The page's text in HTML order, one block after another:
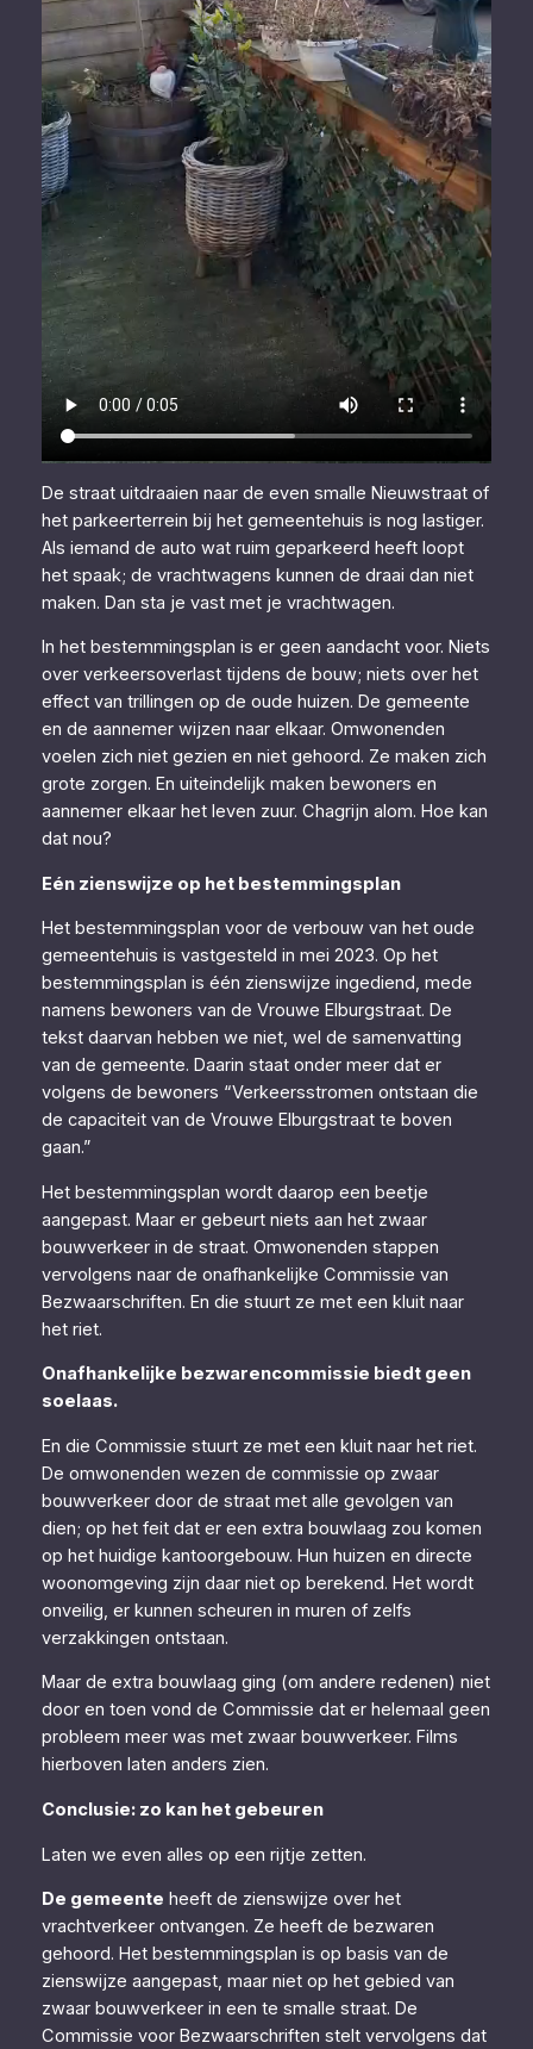
De straat uitdraaien naar de even smalle Nieuwstraat of
het parkeerterrein bij het gemeentehuis is nog lastiger.
Als iemand de auto wat ruim geparkeerd heeft loopt
het spaak; de vrachtwagens kunnen de draai dan niet
maken. Dan sta je vast met je vrachtwagen.
In het bestemmingsplan is er geen aandacht voor. Niets
over verkeersoverlast tijdens de bouw; niets over het
effect van trillingen op de oude huizen. De gemeente
en de aannemer wijzen naar elkaar. Omwonenden
voelen zich niet gezien en niet gehoord. Ze maken zich
grote zorgen. En uiteindelijk maken bewoners en
aannemer elkaar het leven zuur. Chagrijn alom. Hoe kan
dat nou?
Eén zienswijze op het bestemmingsplan
Het bestemmingsplan voor de verbouw van het oude
gemeentehuis is vastgesteld in mei 2023. Op het
bestemmingsplan is één zienswijze ingediend, mede
namens bewoners van de Vrouwe Elburgstraat. De
tekst daarvan hebben we niet, wel de samenvatting
van de gemeente. Daarin staat onder meer dat er
volgens de bewoners “Verkeersstromen ontstaan die
de capaciteit van de Vrouwe Elburgstraat te boven
gaan.”
Het bestemmingsplan wordt daarop een beetje
aangepast. Maar er gebeurt niets aan het zwaar
bouwverkeer in de straat. Omwonenden stappen
vervolgens naar de onafhankelijke Commissie van
Bezwaarschriften. En die stuurt ze met een kluit naar
het riet.
Onafhankelijke bezwarencommissie biedt geen
soelaas.
En die Commissie stuurt ze met een kluit naar het riet.
De omwonenden wezen de commissie op zwaar
bouwverkeer door de straat met alle gevolgen van
dien; op het feit dat er een extra bouwlaag zou komen
op het huidige kantoorgebouw. Hun huizen en directe
woonomgeving zijn daar niet op berekend. Het wordt
onveilig, er kunnen scheuren in muren of zelfs
verzakkingen ontstaan.
Maar de extra bouwlaag ging (om andere redenen) niet
door en toen vond de Commissie dat er helemaal geen
probleem meer was met zwaar bouwverkeer. Films
hierboven laten anders zien.
Conclusie: zo kan het gebeuren
Laten we even alles op een rijtje zetten.
De gemeente heeft de zienswijze over het
vrachtverkeer ontvangen. Ze heeft de bezwaren
gehoord. Het bestemmingsplan is op basis van de
zienswijze aangepast, maar niet op het gebied van
zwaar bouwverkeer in een te smalle straat. De
Commissie voor Bezwaarschriften stelt vervolgens dat